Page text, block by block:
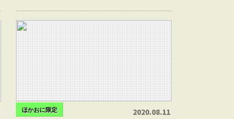
ほかおに限定 2020.08.11